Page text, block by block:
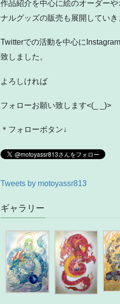
作品紹介を中心に絵のオーダーや
ナルグッズの販売も展開していき
Twitterでの活動を中心に
致しました。
よろしければ
フォローお願い致します<(_ _)>
＊フォローボタン↓
Tweets by motoyassr813
ギャラリー